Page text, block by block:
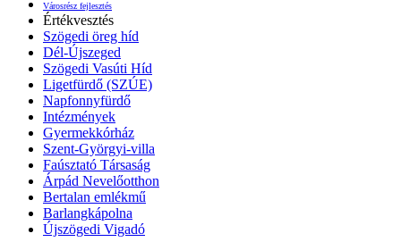
Városrész fejlesztés
Értékvesztés
Szögedi öreg híd
Dél-Újszeged
Szögedi Vasúti Híd
Ligetfürdő (SZÚE)
Napfonnyfürdő
Intézmények
Gyermekkórház
Szent-Györgyi-villa
Faúsztató Társaság
Árpád Nevelőotthon
Bertalan emlékmű
Barlangkápolna
Újszögedi Vigadó